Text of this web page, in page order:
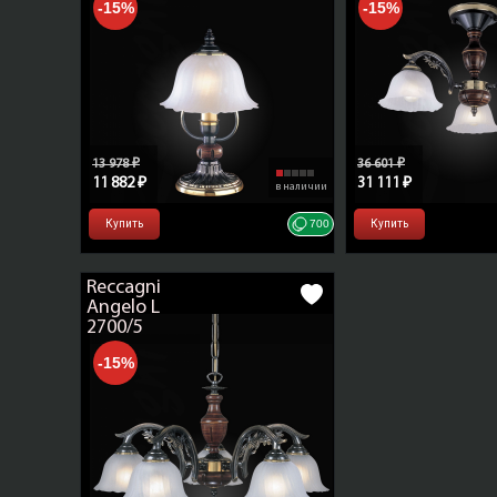
-15%
13 978 ₽
11 882 ₽ в наличии
Купить 700
-15%
36 601 ₽
31 111 ₽
Купить
-15%
Reccagni
Angelo L
2700/5